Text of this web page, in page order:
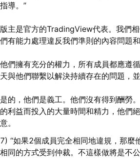
指導。”
版主是官方的TradingView代表。我們
們有能力處理違反我們準則的內容問題和
他們擁有充分的權力，所有成員都應遵
天與他們聯繫以解決持續存在的問題，
是的，他們是義工。他們沒有得到酬勞
的利益而投入的大量時間和精力，他們
意。
7) “如果2個成員完全相同地違規，那麼
相同的方式受到仲裁。不這樣做將是不